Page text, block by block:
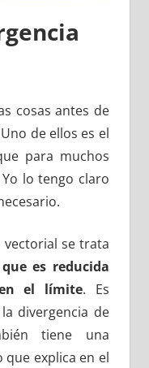
cosas antes de
de ellos es el
para muchos
lo tengo claro
vectorial se trata
es reducida
el límite. Es
divergencia de
tiene una
que explica en el